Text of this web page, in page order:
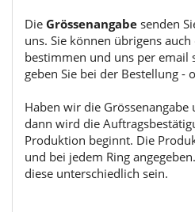
Die Grössenangabe senden
uns. Sie können übrigens
bestimmen und uns per email
geben Sie bei der Bestellung -
Haben wir die
dann wird die
Produktion beginnt. Die
und bei jedem Ring
diese unterschiedlich sein.